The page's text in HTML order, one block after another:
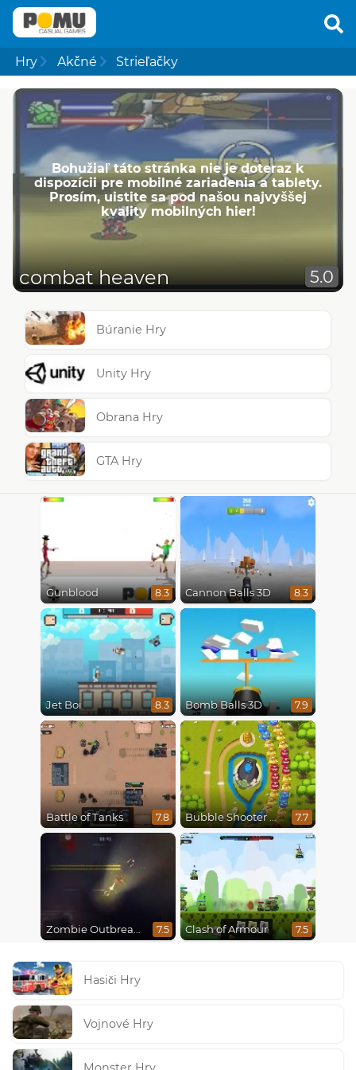
Hry Akčné Strieľačky
Bohužiaľ táto stránka nie je doteraz k
dispozícii pre mobilné zariadenia a tablety.
Prosím, uistite sa pod našou najvyššej
kvality mobilných hier!
combat heaven 5.0
Búranie Hry
Unity Hry
Obrana Hry
GTA Hry
Gunblood 8.3 Cannon Balls 3D 8.3
Jet Boi 8.3 Bomb Balls 3D 7.9
Battle of Tanks 7.8 Bubble Shooter Online 7.7
Zombie Outbreak Arena 7.5 Clash of Armour 7.5
Hasiči Hry
Vojnové Hry